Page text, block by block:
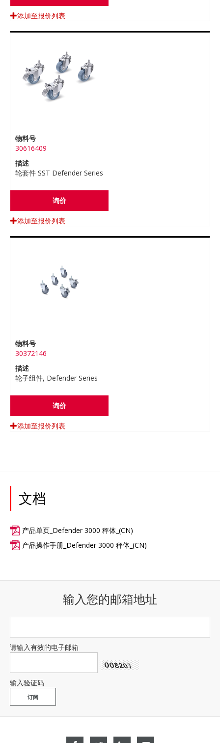
添加至报价列表
物料号
30616409
描述
轮套件 SST Defender Series
询价
添加至报价列表
物料号
30372146
描述
轮子组件, Defender Series
询价
添加至报价列表
文档
产品单页_Defender 3000 秤体_(CN)
产品操作手册_Defender 3000 秤体_(CN)
输入您的邮箱地址
请输入有效的电子邮箱
输入验证码